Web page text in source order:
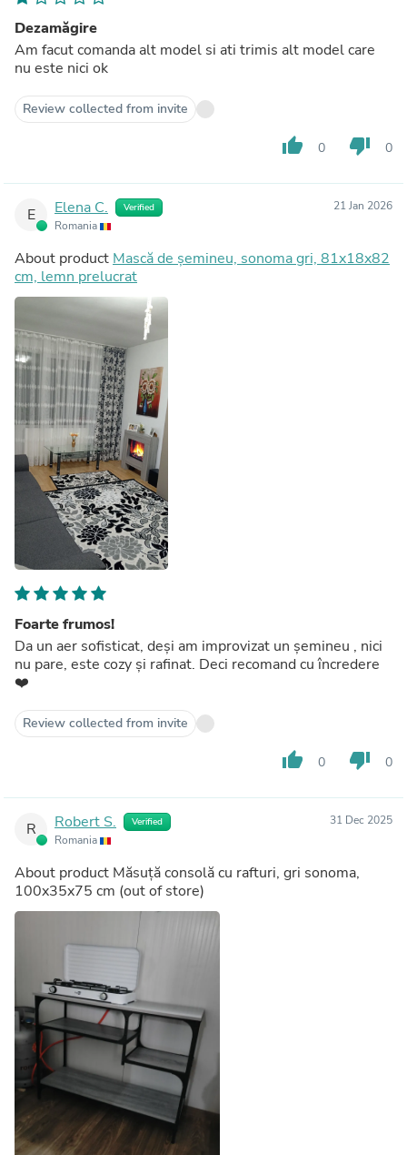
Dezamăgire
Am facut comanda alt model si ati trimis alt model care
nu este nici ok
Review collected from invite
thumb_up 0 thumb_down 0
E Elena C. Verified
Romania
21 Jan 2026
About product Mască de șemineu, sonoma gri, 81x18x82
cm, lemn prelucrat
Foarte frumos!
Da un aer sofisticat, deși am improvizat un șemineu , nici
nu pare, este cozy și rafinat. Deci recomand cu încredere
❤️
Review collected from invite
thumb_up 0 thumb_down 0
R Robert S. Verified
Romania
31 Dec 2025
About product Măsuță consolă cu rafturi, gri sonoma,
100x35x75 cm (out of store)